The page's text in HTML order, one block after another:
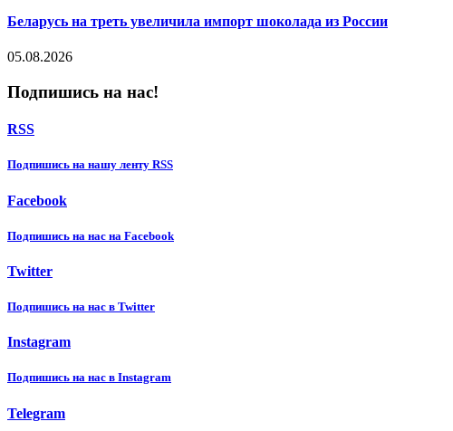
Беларусь на треть увеличила импорт шоколада из России
05.08.2026
Подпишись на нас!
RSS
Подпишиcь на нашу ленту RSS
Facebook
Подпишиcь на нас на Facebook
Twitter
Подпишиcь на нас в Twitter
Instagram
Подпишиcь на нас в Instagram
Telegram